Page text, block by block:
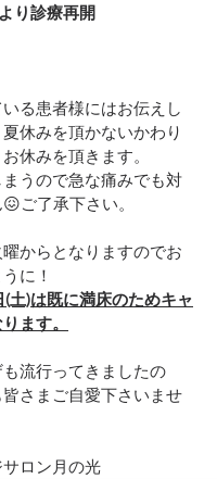
り診療再開
る患者様にはお伝えし
休みを頂かないかわり
休みを頂きます。
うので急な痛みでも対
ご了承下さい。
からとなりますのでお
に！
(土)は既に満床のためキャ
ます。
流行ってきましたの
さまご自愛下さいませ
ロン月の光